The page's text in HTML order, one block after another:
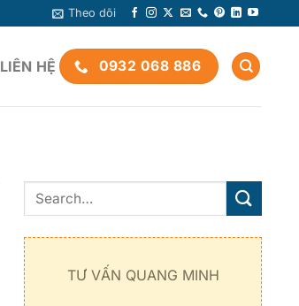
Theo dõi
LIÊN HỆ 0932 068 886
TƯ VẤN QUANG MINH